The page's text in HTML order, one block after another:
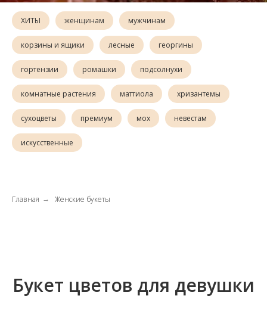
ХИТЫ женщинам мужчинам
корзины и ящики лесные георгины
гортензии ромашки подсолнухи
комнатные растения маттиола хризантемы
сухоцветы премиум мох невестам
искусственные
Главная → Женские букеты
Букет цветов для девушки